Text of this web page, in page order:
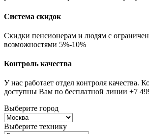
Система скидок
Скидки пенсионерам и людям с
возможностями 5%-10%
Контроль качества
У нас работает отдел контроля качества.
доступны Вам по бесплатной линии +7
Выберите город
Выберите технику